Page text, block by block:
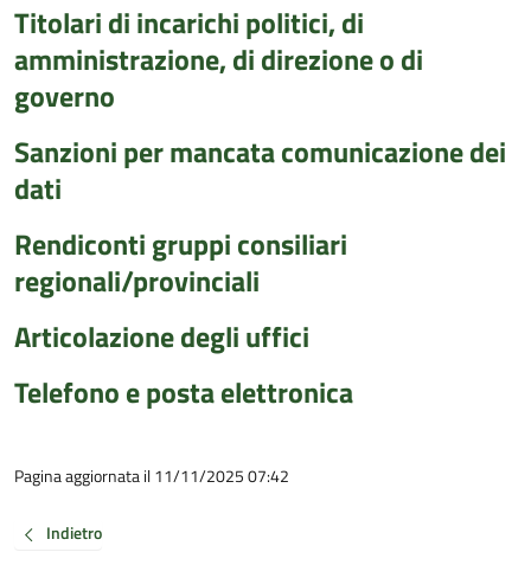
Titolari di incarichi politici, di
amministrazione, di direzione o di
governo
Sanzioni per mancata comunicazione dei
dati
Rendiconti gruppi consiliari
regionali/provinciali
Articolazione degli uffici
Telefono e posta elettronica
Pagina aggiornata il 11/11/2025 07:42
Indietro